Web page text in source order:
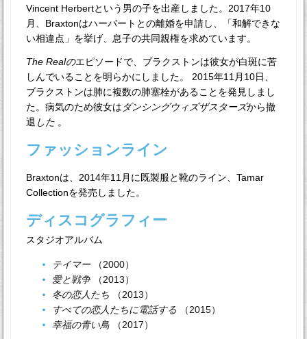
Vincent Herbertという男の子を出産しました。2017年10
月、Braxtonはハーバートとの離婚を申請し、「和解できな
い相違点」を挙げ、息子の共同親権を求めています。
The Realのエピソードで、ブラクストンは彼女が白斑に苦
しんでいることを明らかにしました。 2015年11月10日、
ブラクストンは肺に複数の肺塞栓があることを発見しまし
た。病気のため彼女は ダンシングウィズザスターズから撤
退 した 。
ファッションライン
Braxtonは、2014年11月に既製服と靴のライン、Tamar
Collectionを発売しました。
ディスコグラフィー
スタジオアルバム
テイマー（2000）
愛と戦争（2013）
冬の恋人たち （2013）
すべての恋人たちに電話する （2015）
幸福の青い鳥 （2017）